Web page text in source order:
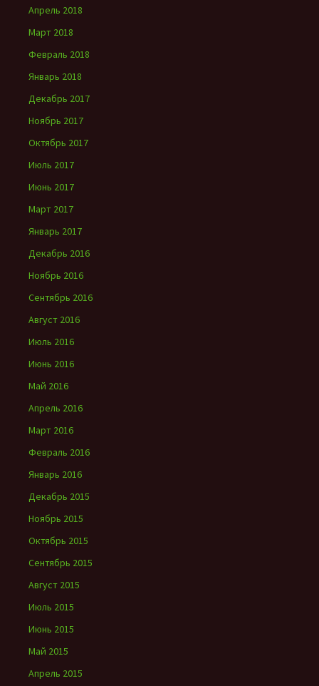
Апрель 2018
Март 2018
Февраль 2018
Январь 2018
Декабрь 2017
Ноябрь 2017
Октябрь 2017
Июль 2017
Июнь 2017
Март 2017
Январь 2017
Декабрь 2016
Ноябрь 2016
Сентябрь 2016
Август 2016
Июль 2016
Июнь 2016
Май 2016
Апрель 2016
Март 2016
Февраль 2016
Январь 2016
Декабрь 2015
Ноябрь 2015
Октябрь 2015
Сентябрь 2015
Август 2015
Июль 2015
Июнь 2015
Май 2015
Апрель 2015